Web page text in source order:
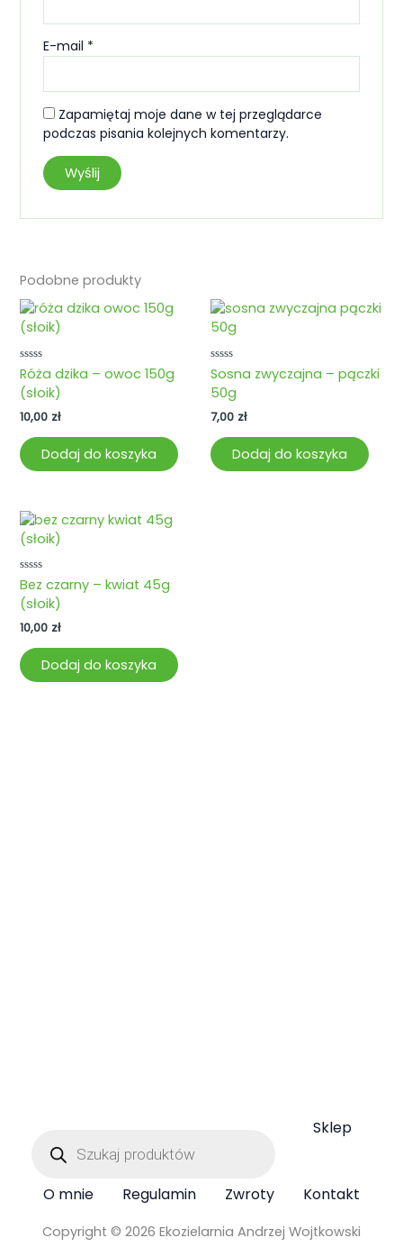
E-mail *
Zapamiętaj moje dane w tej przeglądarce
podczas pisania kolejnych komentarzy.
Podobne produkty
Oceniono
0
na
5
Róża dzika – owoc 150g
(słoik)
10,00 zł
Dodaj do koszyka
Oceniono
0
na
Sosna zwyczajna – pączki
50g
7,00 zł
Dodaj do koszyka
Oceniono
0
na
5
Bez czarny – kwiat 45g
(słoik)
10,00 zł
Dodaj do koszyka
produktów
Sklep
O mnie Regulamin Zwroty Kontakt
Copyright © 2026 Ekozielarnia Andrzej Wojtkowski